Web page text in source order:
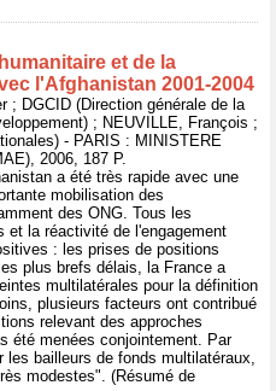
et de la
l'Afghanistan 2001-2004
; DGCID (Direction générale de la
; NEUVILLE, François ;
- PARIS : MINISTERE
2006, 187 P.
a été très rapide avec une
mobilisation des
des ONG. Tous les
et la réactivité de l'engagement
: les prises de positions
plus brefs délais, la France a
multilatérales pour la définition
plusieurs facteurs ont contribué
relevant des approches
été menées conjointement. Par
bailleurs de fonds multilatéraux,
modestes". (Résumé de